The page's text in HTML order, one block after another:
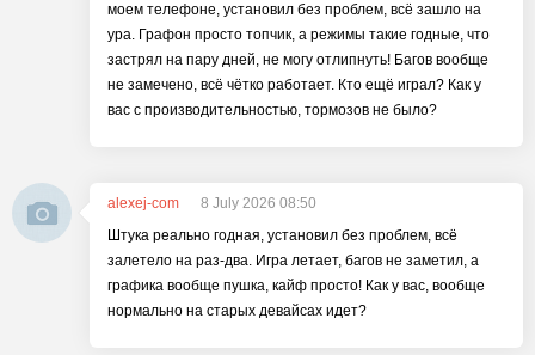
моем телефоне, установил без проблем, всё зашло на
ура. Графон просто топчик, а режимы такие годные, что
застрял на пару дней, не могу отлипнуть! Багов вообще
не замечено, всё чётко работает. Кто ещё играл? Как у
вас с производительностью, тормозов не было?
alexej-com
8 July 2026 08:50
Штука реально годная, установил без проблем, всё
залетело на раз-два. Игра летает, багов не заметил, а
графика вообще пушка, кайф просто! Как у вас, вообще
нормально на старых девайсах идет?